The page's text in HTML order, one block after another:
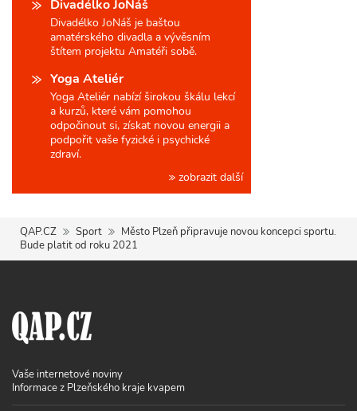
Divadélko JoNáš
Divadélko JoNáš je baštou
amatérského divadla a vývěsním
štítem projektu Amatéři sobě.
Yoga Ateliér
Yoga Ateliér nabízí širokou škálu lekcí
a kurzů, které vám pomohou
odpočinout si, získat novou energii a
podpořit vaše fyzické i psychické
zdraví.
zobrazit další
QAP.CZ Sport
Město Plzeň připravuje novou koncepci sportu.
Bude platit od roku 2021
Vaše internetové noviny
Informace z Plzeňského kraje kvapem